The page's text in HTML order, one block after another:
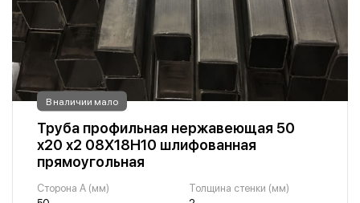
В наличии мало
Труба профильная нержавеющая 50
х20 х2 08Х18Н10 шлифованная
прямоугольная
Сторона A (мм)
Толщина стенки (мм)